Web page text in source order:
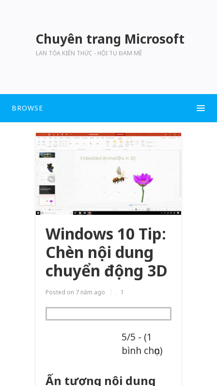
Chuyên trang Microsoft
LAN TỎA KIẾN THỨC - HỘI TỤ ĐAM MÊ
BROWSE
Windows 10 Tip:
Chèn nội dung
chuyển động 3D
Posted on 7 năm ago 1
5/5 - (1
bình chọn)
Ấn tượng nội dung